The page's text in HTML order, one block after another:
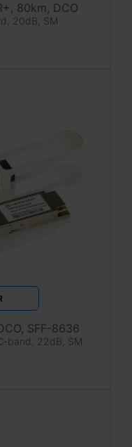
80km, DCO
20dB, SM
SFF-8636
band, 22dB, SM